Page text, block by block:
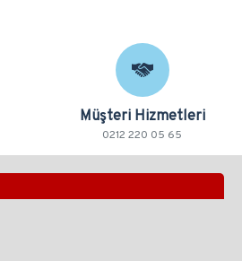
Müşteri Hizmetleri
0212 220 05 65